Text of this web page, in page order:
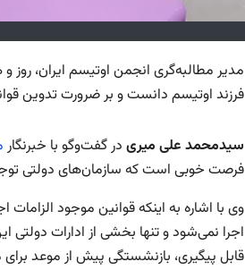
مدیر مطالبه‌گری انجمن اوتیسم ایران، روز
فرزند اوتیسم دانست و بر ضرورت تدوین
سیدمحمد علی میری در گفت‌وگو با خبرنگار
فرصت خوبی است که سازمان‌های دولتی
وی با اشاره به اینکه قوانین موجود
اجرا نمی‌شود و تنها بخشی از ادارات
قابل پیگیری، بازنشستگی پیش از موعد